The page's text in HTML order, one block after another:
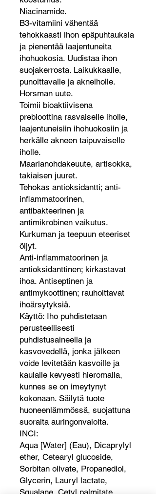
Niacinamide.
B3-vitamiini vähentää
tehokkaasti ihon epäpuhtauksia
ja pienentää laajentuneita
ihohuokosia. Uudistaa ihon
suojakerrosta. Laikukkaalle,
punoittavalle ja akneiholle.
Horsman uute.
Toimii bioaktiivisena
prebioottina rasvaiselle iholle,
laajentuneisiin ihohuokosiin ja
herkälle akneen taipuvaiselle
iholle.
Maarianohdakeuute, artisokka,
takiaisen juuret.
Tehokas antioksidantti; anti-
inflammatoorinen,
antibakteerinen ja
antimikrobinen vaikutus.
Kurkuman ja teepuun eteeriset
öljyt.
Anti-inflammatoorinen ja
antioksidanttinen; kirkastavat
ihoa. Antiseptinen ja
antimykoottinen; rauhoittavat
ihoärsytyksiä.
Käyttö: Iho puhdistetaan
perusteellisesti
puhdistusaineella ja
kasvovedellä, jonka jälkeen
voide levitetään kasvoille ja
kaulalle kevyesti hieromalla,
kunnes se on imeytynyt
kokonaan. Säilytä tuote
huoneenlämmössä, suojattuna
suoralta auringonvalolta.
INCI:
Aqua [Water] (Eau), Dicaprylyl
ether, Cetearyl glucoside,
Sorbitan olivate, Propanediol,
Glycerin, Lauryl lactate,
Squalane, Cetyl palmitate,